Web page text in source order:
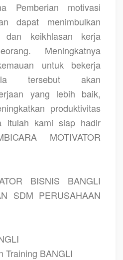
Pemberian motivasi
dapat menimbulkan
dan keikhlasan kerja
Meningkatnya
untuk bekerja
tersebut akan
yang lebih baik,
produktivitas
itulah kami siap hadir
MOTIVATOR
BISNIS BANGLI
SDM PERUSAHAAN
Training BANGLI